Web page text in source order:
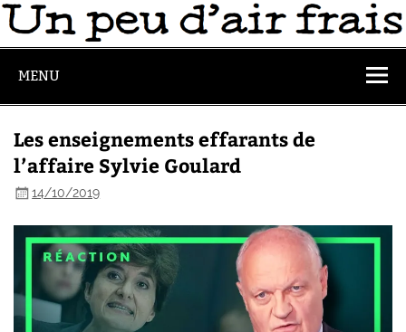
MENU
Les enseignements effarants de
l’affaire Sylvie Goulard
14/10/2019